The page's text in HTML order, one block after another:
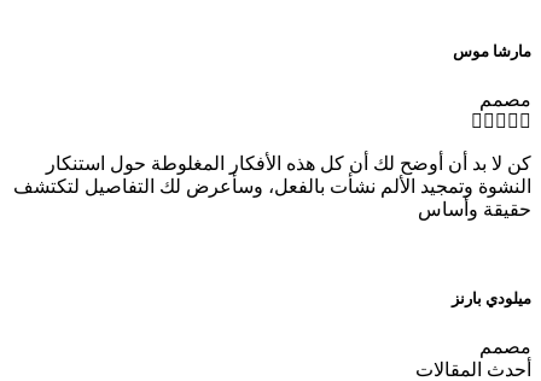
مارشا موس
مصمم
كن لا بد أن أوضح لك أن كل هذه الأفكار المغلوطة حول استنكار
النشوة وتمجيد الألم نشأت بالفعل، وسأعرض لك التفاصيل لتكتشف
حقيقة وأساس
ميلودي بارنز
مصمم
أحدث المقالات